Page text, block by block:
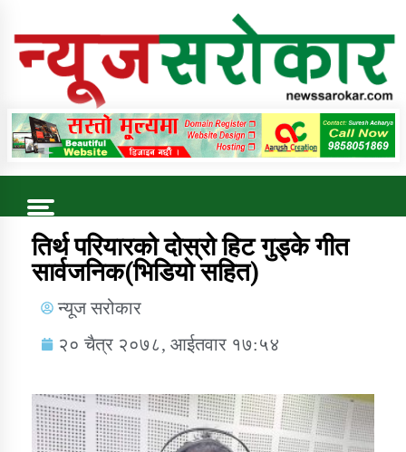
Online News Portal
Trending Now
कुषि बिकास कार्यालय जुम्ला सुचना सन्देश
तिर्थ परियारको दोस्रो हिट गुड्के गीत
सार्वजनिक(भिडियो सहित)
न्यूज सरोकार
२० चैत्र २०७८, आईतवार १७:५४